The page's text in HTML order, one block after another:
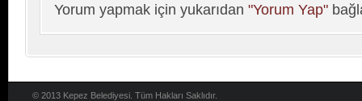
Yorum yapmak için yukarıdan "Yorum Yap"
© 2013 Kepez Belediyesi. Tüm Hakları Saklıdır.